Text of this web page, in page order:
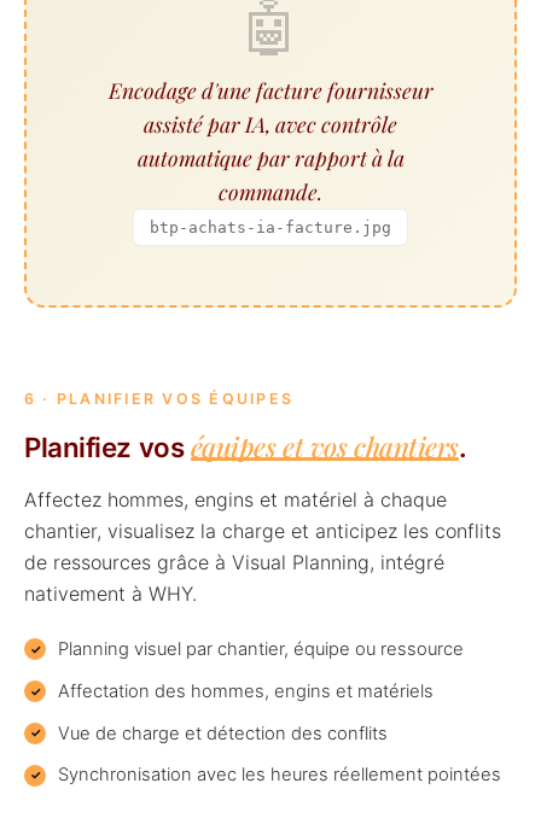
🤖
Encodage d'une facture fournisseur
assisté par IA, avec contrôle
automatique par rapport à la
commande.
btp-achats-ia-facture.jpg
6 · PLANIFIER VOS ÉQUIPES
Planifiez voséquipes et vos chantiers.
Affectez hommes, engins et matériel à chaque
chantier, visualisez la charge et anticipez les conflits
de ressources grâce à Visual Planning, intégré
nativement à WHY.
Planning visuel par chantier, équipe ou ressource
Affectation des hommes, engins et matériels
Vue de charge et détection des conflits
Synchronisation avec les heures réellement pointées